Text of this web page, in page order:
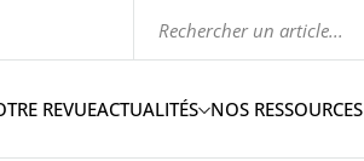
REVUEACTUALITÉS NOS RESSOURCES